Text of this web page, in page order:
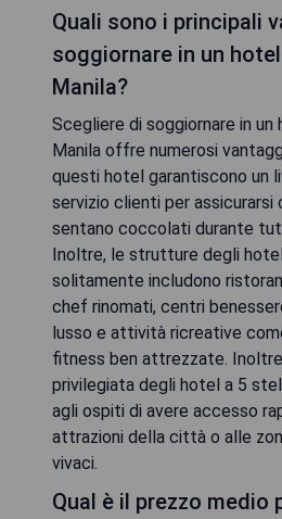
Quali sono i principali
soggiornare in un
Manila?
Scegliere di soggiornare in
Manila offre numerosi
questi hotel garantiscono un
servizio clienti per assicurarsi
sentano coccolati durante
Inoltre, le strutture degli
solitamente includono
chef rinomati, centri
lusso e attività ricreative
fitness ben attrezzate.
privilegiata degli hotel a 5
agli ospiti di avere accesso
attrazioni della città o alle
vivaci.
Qual è il prezzo medio